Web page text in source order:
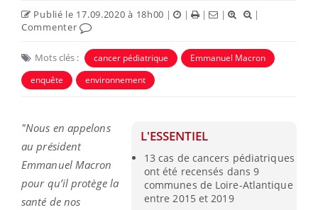
Publié le 17.09.2020 à 18h00 | | | |
|
Commenter
Mots clés : cancer pédiatrique
Emmanuel Macron
enquête
environnement
L'ESSENTIEL
13 cas de cancers pédiatriques
ont été recensés dans 9
communes de Loire-Atlantique
entre 2015 et 2019
"Nous en appelons
au président
Emmanuel Macron
pour qu’il protège la
santé de nos